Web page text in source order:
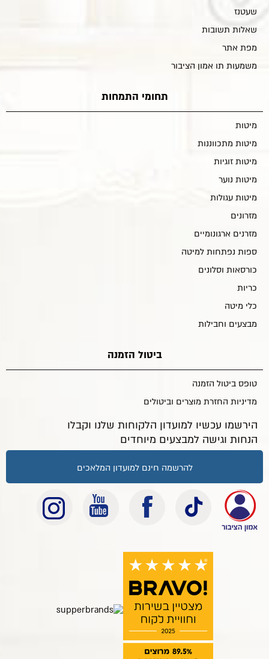
שעטנז
שאלות תשובות
מפת אתר
משמעות תו אמון הציבור
תחומי התמחות
מיטות
מיטות מתכווננות
מיטות זוגיות
מיטות נוער
מיטות עגולות
מזרונים
מזרנים ארגונומיים
ספות נפתחות למיטה
כורסאות וסלונים
כריות
כלי מיטה
מבצעים וחבילות
ביטול הזמנה
טופס ביטול הזמנה
מדיניות החזרת מוצרים וביטולים
הירשמו עכשיו למועדון הלקוחות שלנו וקבלו
הנחות וגישה למבצעים מיוחדים
להרשמה חינם למועדון המלאכים